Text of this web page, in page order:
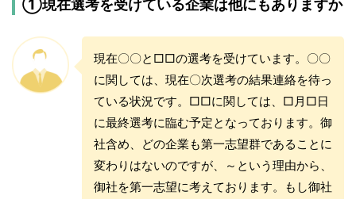
①現在選考を受けている企業は他にもありますか
現在〇〇と□□の選考を受けています。〇〇
に関しては、現在〇次選考の結果連絡を待っ
ている状況です。□□に関しては、□月□日
に最終選考に臨む予定となっております。御
社含め、どの企業も第一志望群であることに
変わりはないのですが、～という理由から、
御社を第一志望に考えております。もし御社